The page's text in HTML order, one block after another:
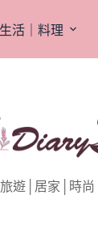
生活｜料理
遊│居家│時尚